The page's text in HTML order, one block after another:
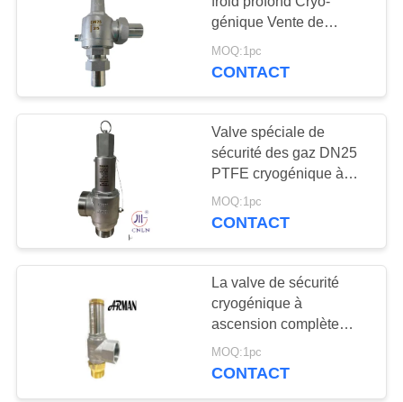
DEMANDEZ
UNE
CITATION
POLITIQUE
CONFIDENTIALITÉ
valve réduisant la
pression
cryogénique
Valve coupée
cryogénique
39
génique Vente de
sécurité entièrement
ouverte réservoir LOX
MOQ:1pc
CONTACT
Valve spéciale de
sécurité des gaz DN25
PTFE cryogénique à
pleine ouverture CF8
CF3 pour réservoir de
MOQ:1pc
CONTACT
La valve de sécurité
cryogénique à
ascension complète
CF8 CF3 DN10-40 mm
MOQ:1pc
CONTACT